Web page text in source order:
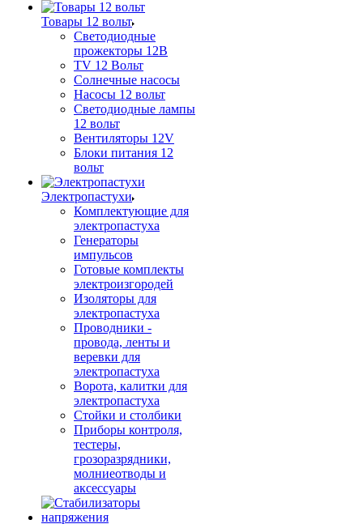
Товары 12 вольт
Светодиодные
прожекторы 12В
TV 12 Вольт
Солнечные насосы
Насосы 12 вольт
Светодиодные лампы
12 вольт
Вентиляторы 12V
Блоки питания 12
вольт
Электропастухи
Комплектующие для
электропастуха
Генераторы
импульсов
Готовые комплекты
электроизгородей
Изоляторы для
электропастуха
Проводники -
провода, ленты и
веревки для
электропастуха
Ворота, калитки для
электропастуха
Стойки и столбики
Приборы контроля,
тестеры,
грозоразрядники,
молниеотводы и
аксессуары